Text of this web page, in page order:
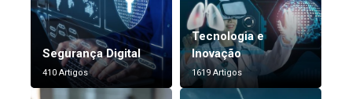
Segurança Digital
410 Artigos
Tecnologia e
Inovação
1619 Artigos